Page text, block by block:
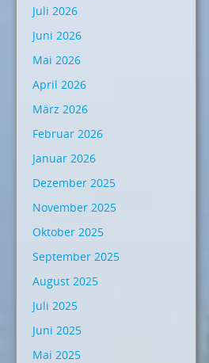
Juli 2026
Juni 2026
Mai 2026
April 2026
März 2026
Februar 2026
Januar 2026
Dezember 2025
November 2025
Oktober 2025
September 2025
August 2025
Juli 2025
Juni 2025
Mai 2025